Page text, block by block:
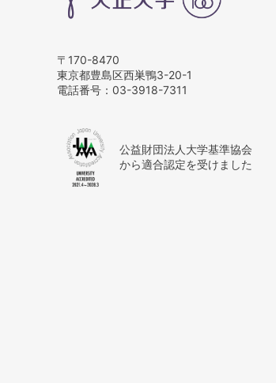
〒170-8470
東京都豊島区西巣鴨3-20-1
電話番号： 03-3918-7311
公益財団法人大学基準協会
から適合認定を受けました